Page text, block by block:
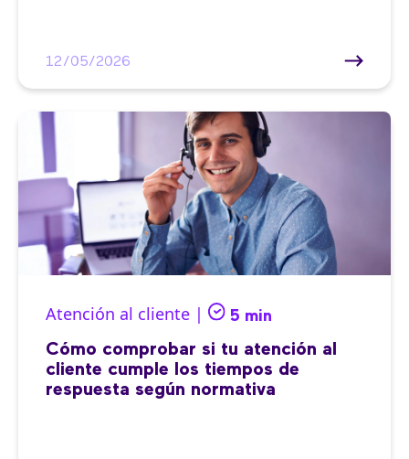
12/05/2026
Atención al cliente | 5 min
Cómo comprobar si tu atención al
cliente cumple los tiempos de
respuesta según normativa